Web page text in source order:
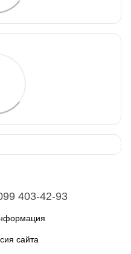
403-42-93
сайта